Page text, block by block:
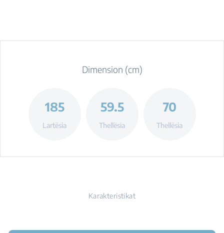
Dimension (cm)
185
Lartësia
59.5
Thellësia
70
Thellësia
Karakteristikat